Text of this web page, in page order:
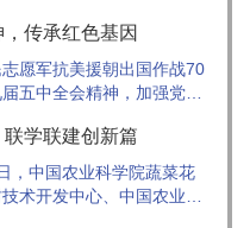
组织观看抗美援朝主题电
书记周霞以普通党员身份参
传承红色基因
愿军抗美援朝出国作战70
五中全会精神，加强党的
题的党日活动。
学联建创新篇
，中国农业科学院蔬菜花
术开发中心、中国农业科